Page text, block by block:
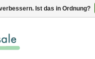
Ist das in Ordnung?